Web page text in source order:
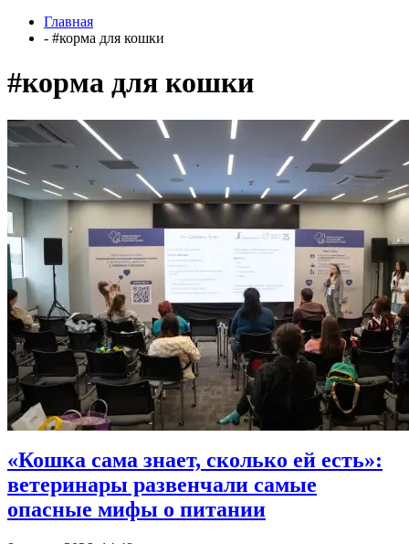
Главная
- #корма для кошки
#корма для кошки
«Кошка сама знает, сколько ей есть»:
ветеринары развенчали самые
опасные мифы о питании